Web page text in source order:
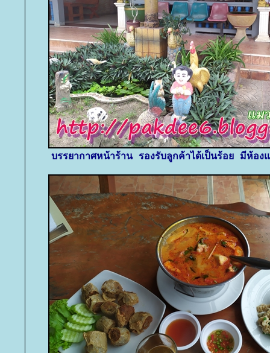
บรรยากาศหน้าร้าน รองรับลูกค้าได้เป็นร้อย มีห้อง